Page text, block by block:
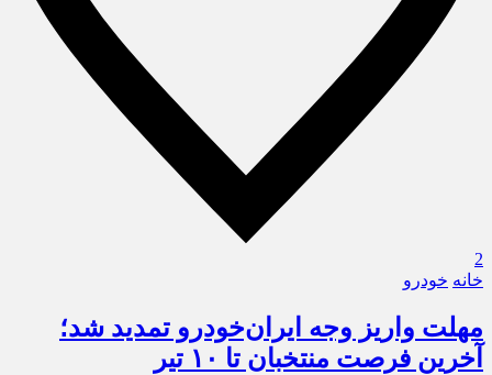
2
خانه خودرو
مهلت واریز وجه ایران‌خودرو تمدید شد؛
آخرین فرصت منتخبان تا ۱۰ تیر